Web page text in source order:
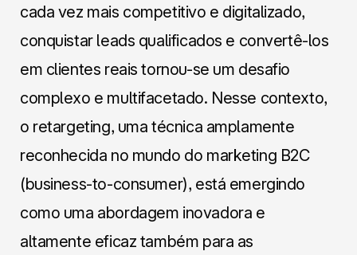
cada vez mais competitivo e digitalizado,
conquistar leads qualificados e convertê-los
em clientes reais tornou-se um desafio
complexo e multifacetado. Nesse contexto,
o retargeting, uma técnica amplamente
reconhecida no mundo do marketing B2C
(business-to-consumer), está emergindo
como uma abordagem inovadora e
altamente eficaz também para as